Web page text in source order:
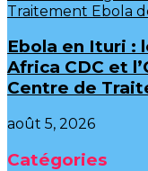
Ebola en Ituri :
Africa CDC et
Centre de
août 5, 2026
Catégories